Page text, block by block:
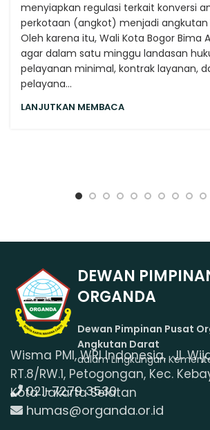
menyiapkan regulasi terkait konversi
perkotaan (angkot) menjadi angkutan
Oleh karena itu, Wali Kota Bogor Bima
agar dalam satu minggu landasan
pelayanan minimal, kontrak layanan,
pelayana...
LANJUTKAN MEMBACA
DEWAN
ORGANDA
Dewan Pimpinan Pusat
Angkutan Darat
dalam Lingkungan
Wisma PMI, WRI Indonesia, Jl.
RT.8/RW.1, Petogongan, Kec.
Kota Jakarta Selatan
021-7279 3530
humas@organda.or.id